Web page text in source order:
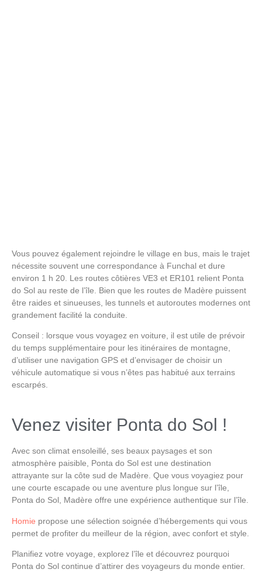
Vous pouvez également rejoindre le village en bus, mais le trajet
nécessite souvent une correspondance à Funchal et dure
environ 1 h 20. Les routes côtières VE3 et ER101 relient Ponta
do Sol au reste de l’île. Bien que les routes de Madère puissent
être raides et sinueuses, les tunnels et autoroutes modernes ont
grandement facilité la conduite.
Conseil : lorsque vous voyagez en voiture, il est utile de prévoir
du temps supplémentaire pour les itinéraires de montagne,
d’utiliser une navigation GPS et d’envisager de choisir un
véhicule automatique si vous n’êtes pas habitué aux terrains
escarpés.
Venez visiter Ponta do Sol !
Avec son climat ensoleillé, ses beaux paysages et son
atmosphère paisible, Ponta do Sol est une destination
attrayante sur la côte sud de Madère. Que vous voyagiez pour
une courte escapade ou une aventure plus longue sur l’île,
Ponta do Sol, Madère offre une expérience authentique sur l’île.
Homie propose une sélection soignée d’hébergements qui vous
permet de profiter du meilleur de la région, avec confort et style.
Planifiez votre voyage, explorez l’île et découvrez pourquoi
Ponta do Sol continue d’attirer des voyageurs du monde entier.